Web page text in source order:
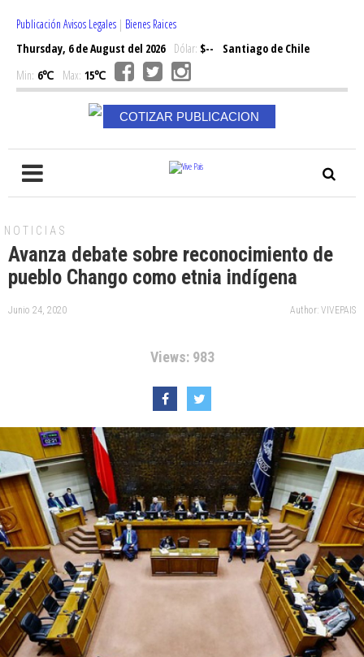
Publicación Avisos Legales | Bienes Raices
Thursday, 6 de August del 2026Dólar: $--
Santiago de Chile
Min: 6℃ Max: 15℃
COTIZAR PUBLICACION
NOTICIAS
Avanza debate sobre reconocimiento de
pueblo Chango como etnia indígena
Junio 24, 2020 Author: VIVEPAIS
Views: 983